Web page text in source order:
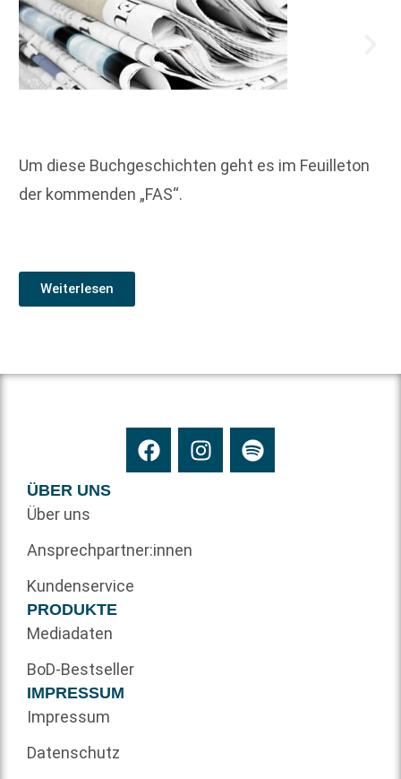
Um diese Buchgeschichten geht es im Feuilleton
der kommenden „FAS“.
Weiterlesen
ÜBER UNS
Über uns
Ansprechpartner:innen
Kundenservice
PRODUKTE
Mediadaten
BoD-Bestseller
IMPRESSUM
Impressum
Datenschutz